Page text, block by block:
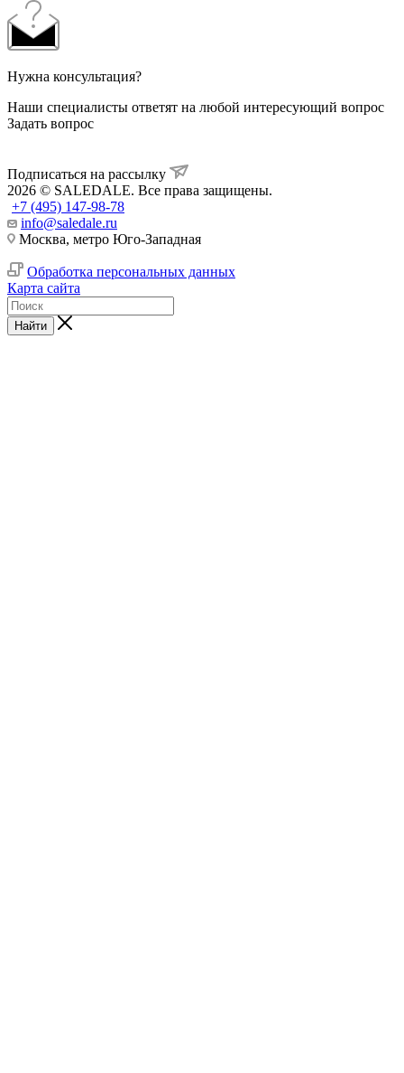
Нужна консультация?
Наши специалисты ответят на любой интересующий вопрос
Задать вопрос
Подписаться на рассылку
2026 © SALEDALE. Все права защищены.
+7 (495) 147-98-78
info@saledale.ru
Москва, метро Юго-Западная
Обработка персональных данных
Карта сайта
Найти